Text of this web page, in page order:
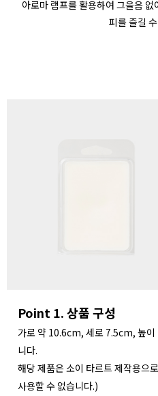
아로마 램프를 활용하여 그을음
피를 즐길
Point 1. 상품 구성
가로 약 10.6cm, 세로 7.5cm, 높
니다.
해당 제품은 소이 타르트 제작용으
사용할 수 없습니다.)